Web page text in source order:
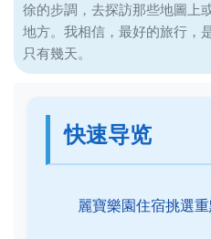
徐的步調，去探訪那些地圖上
地方。我相信，最好的旅行，
只有幾天。
快速导览
麗寶樂園住宿挑選